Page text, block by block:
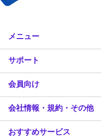
メニュー
サポート
会員向け
会社情報・規約・その他
おすすめサービス